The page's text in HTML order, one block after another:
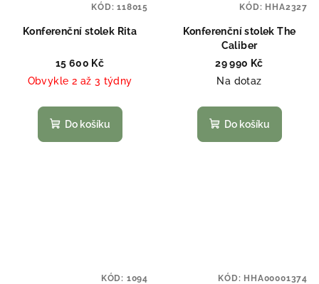
Konferenční stolek Rita
15 600 Kč
Obvykle 2 až 3 týdny
Do košíku
KÓD:118015
Konferenční stolek The
Caliber
29 990 Kč
Na dotaz
Do košíku
KÓD: HHA2327
KÓD: 1094 KÓD: HHA00001374